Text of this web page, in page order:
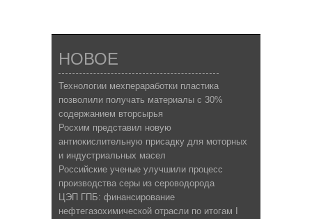
НОВОЕ
Технологии мехпераработки пластика
позволили получать материалы с 30%
содержанием вторсырья
Росхим представил новую
антиокислительную присадку для моторных
и индустриальных масел
Российские ученые улучшили процесс
производства серы из сероводорода
ЦЭП ГПБ: финансирование
нефтегазохимической отрасли по итогам I